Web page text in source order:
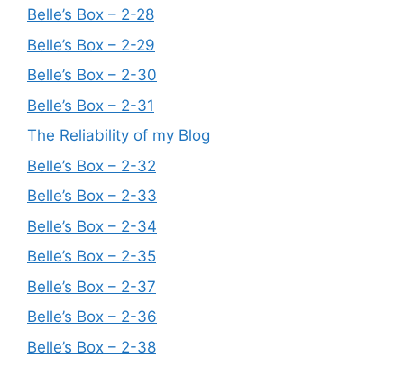
Belle’s Box – 2-28
Belle’s Box – 2-29
Belle’s Box – 2-30
Belle’s Box – 2-31
The Reliability of my Blog
Belle’s Box – 2-32
Belle’s Box – 2-33
Belle’s Box – 2-34
Belle’s Box – 2-35
Belle’s Box – 2-37
Belle’s Box – 2-36
Belle’s Box – 2-38